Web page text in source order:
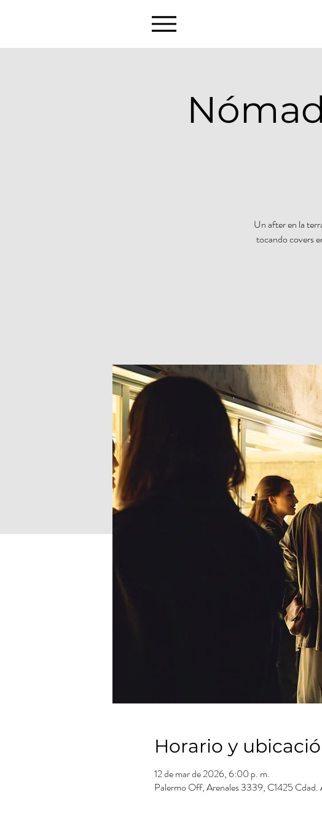
Un after en la
tocando covers
Horario y
12 de mar de 2026, 6:00 p. m.
Palermo Off, Arenales 3339, C1425 Cdad.